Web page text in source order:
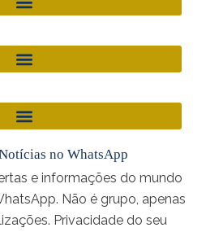
no WhatsApp
e informações do mundo
Não é grupo, apenas
Privacidade do seu